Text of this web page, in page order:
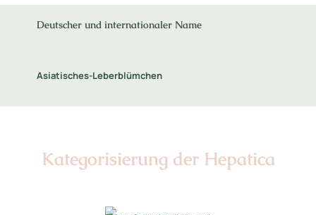
Deutscher und internationaler Name
Asiatisches-Leberblümchen
Kategorisierung der Hepatica